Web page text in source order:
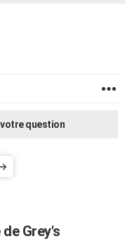
votre question
Grey's